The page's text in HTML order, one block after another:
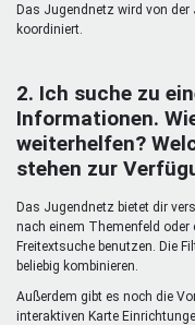
Demokratie & Beteiligung
Das Jugendnetz wird von
koordiniert.
2. Ich suche zu
Informationen.
weiterhelfen?
stehen zur
Das Jugendnetz bietet dir
nach einem Themenfeld oder
Freitextsuche benutzen. Die
beliebig kombinieren.
Außerdem gibt es noch die
interaktiven Karte